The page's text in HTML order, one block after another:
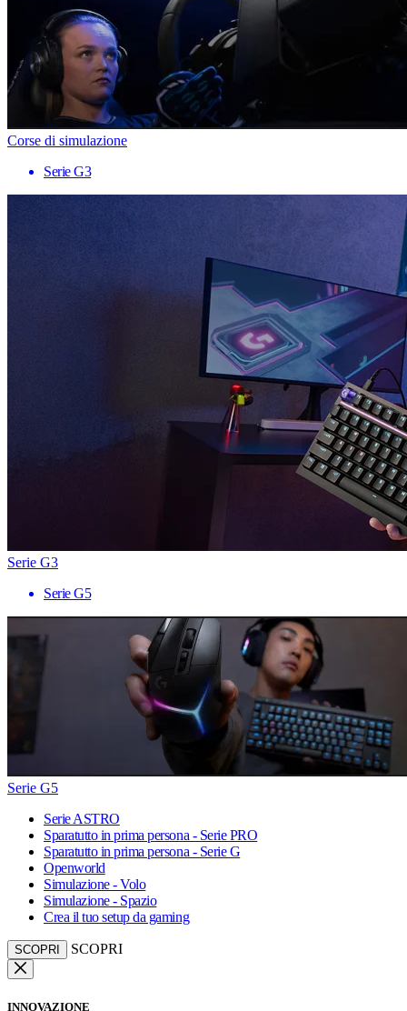
Corse di simulazione
Serie G3
Serie G3
Serie G5
Serie G5
Serie ASTRO
Sparatutto in prima persona - Serie PRO
Sparatutto in prima persona - Serie G
Openworld
Simulazione - Volo
Simulazione - Spazio
Crea il tuo setup da gaming
SCOPRI SCOPRI
INNOVAZIONE